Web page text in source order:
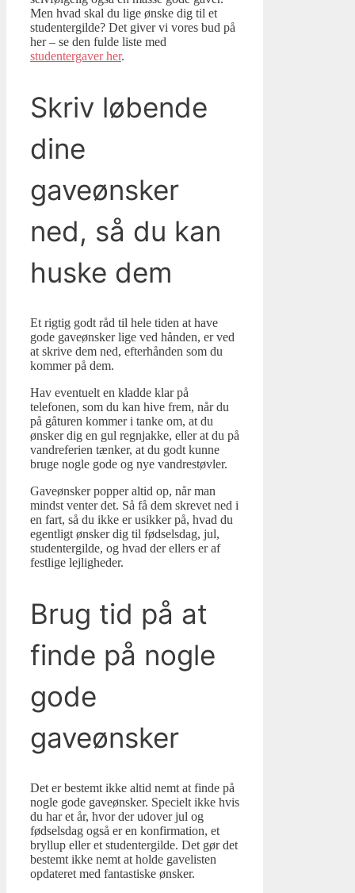
Men hvad skal du lige ønske dig til et
studentergilde? Det giver vi vores bud på
her – se den fulde liste med
studentergaver her.
Skriv løbende
dine
gaveønsker
ned, så du kan
huske dem
Et rigtig godt råd til hele tiden at have
gode gaveønsker lige ved hånden, er ved
at skrive dem ned, efterhånden som du
kommer på dem.
Hav eventuelt en kladde klar på
telefonen, som du kan hive frem, når du
på gåturen kommer i tanke om, at du
ønsker dig en gul regnjakke, eller at du på
vandreferien tænker, at du godt kunne
bruge nogle gode og nye vandrestøvler.
Gaveønsker popper altid op, når man
mindst venter det. Så få dem skrevet ned i
en fart, så du ikke er usikker på, hvad du
egentligt ønsker dig til fødselsdag, jul,
studentergilde, og hvad der ellers er af
festlige lejligheder.
Brug tid på at
finde på nogle
gode
gaveønsker
Det er bestemt ikke altid nemt at finde på
nogle gode gaveønsker. Specielt ikke hvis
du har et år, hvor der udover jul og
fødselsdag også er en konfirmation, et
bryllup eller et studentergilde. Det gør det
bestemt ikke nemt at holde gavelisten
opdateret med fantastiske ønsker.